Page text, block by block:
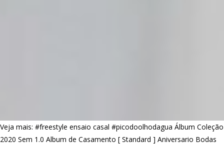
Veja mais: #freestyle ensaio casal #picodoolhodagua Álbum Coleção
2020 Sem 1.0 Album de Casamento [ Standard ] Aniversario Bodas